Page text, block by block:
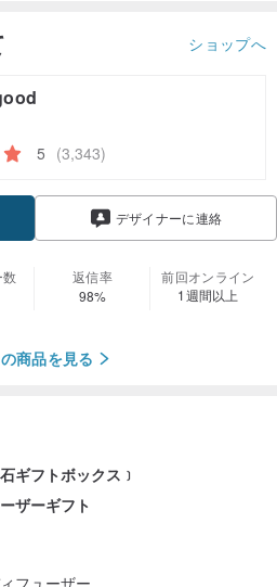
ショップへ
5 (3,343)
デザイナーに連絡
返信率
98%
前回オンライン
1週間以上
商品を見る
ギフトボックス﹞
ザーギフト
フューザー、